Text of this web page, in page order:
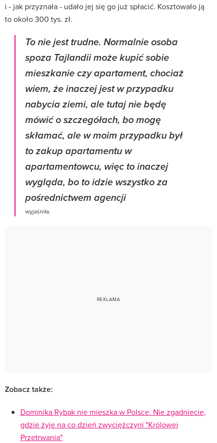
i - jak przyznała - udało jej się go już spłacić. Kosztowało ją
to około 300 tys. zł.
To nie jest trudne. Normalnie osoba
spoza Tajlandii może kupić sobie
mieszkanie czy apartament, chociaż
wiem, że inaczej jest w przypadku
nabycia ziemi, ale tutaj nie będę
mówić o szczegółach, bo mogę
skłamać, ale w moim przypadku był
to zakup apartamentu w
apartamentowcu, więc to inaczej
wygląda, bo to idzie wszystko za
pośrednictwem agencji
wyjaśniła.
Zobacz także:
Dominika Rybak nie mieszka w Polsce. Nie zgadniecie,
gdzie żyje na co dzień zwyciężczyni "Królowej
Przetrwania"